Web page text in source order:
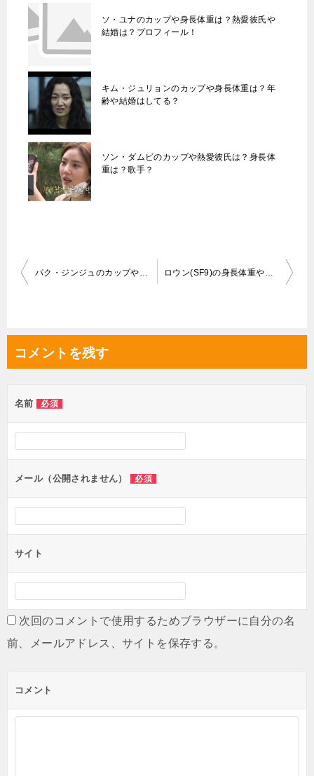
ソ・ユナのカップや身長体重は？熱愛彼氏や
結婚は？プロフィール！
キム・ジュリョンのカップや身長体重は？年
齢や結婚はしてる？
ソン・ダムビのカップや熱愛彼氏は？身長体
重は？歌手？
投
ビ
ゲ
シ
ン
パク・ジンジュのカップや身長体重は？熱愛彼氏や結婚の噂について！ ロウン(SF9)の身長体重や年齢は？熱愛彼女の噂やプロフィール！
コメントを残す
名前 必須
メール（公開されません） 必須
サイト
次回のコメントで使用するためブラウザーに自分の名
前、メールアドレス、サイトを保存する。
コメント